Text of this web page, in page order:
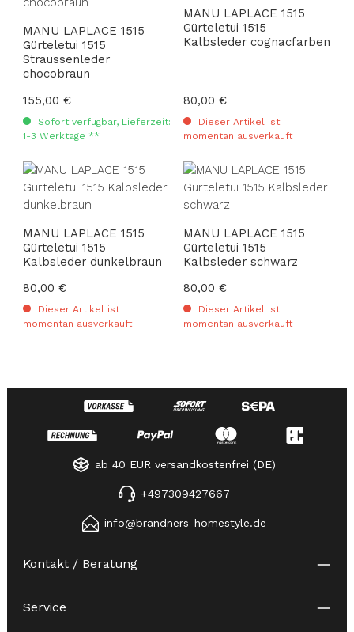
MANU LAPLACE 1515
Gürteletui 1515
Straussenleder
chocobraun
Regulärer Preis:
155,00 €
Sofort verfügbar, Lieferzeit:
1-3 Werktage **
MANU LAPLACE 1515
Gürteletui 1515
Kalbsleder cognacfarben
Regulärer Preis:
80,00 €
Dieser Artikel ist
momentan ausverkauft
MANU LAPLACE 1515
Gürteletui 1515
Kalbsleder dunkelbraun
Regulärer Preis:
80,00 €
Dieser Artikel ist
momentan ausverkauft
MANU LAPLACE 1515
Gürteletui 1515
Kalbsleder schwarz
Regulärer Preis:
80,00 €
Dieser Artikel ist
momentan ausverkauft
ab 40 EUR versandkostenfrei (DE)
+497309427667
info@brandners-homestyle.de
Kontakt / Beratung
Service